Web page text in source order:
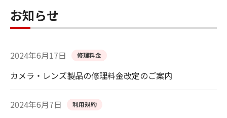
お知らせ
2024年6月17日 修理料金
カメラ・レンズ製品の修理料金改定のご案内
2024年6月7日 利用規約